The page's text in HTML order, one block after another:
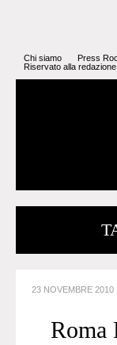
Chi siamo Press
Riservato alla redazione
23 NOVEMBRE 2010
Roma